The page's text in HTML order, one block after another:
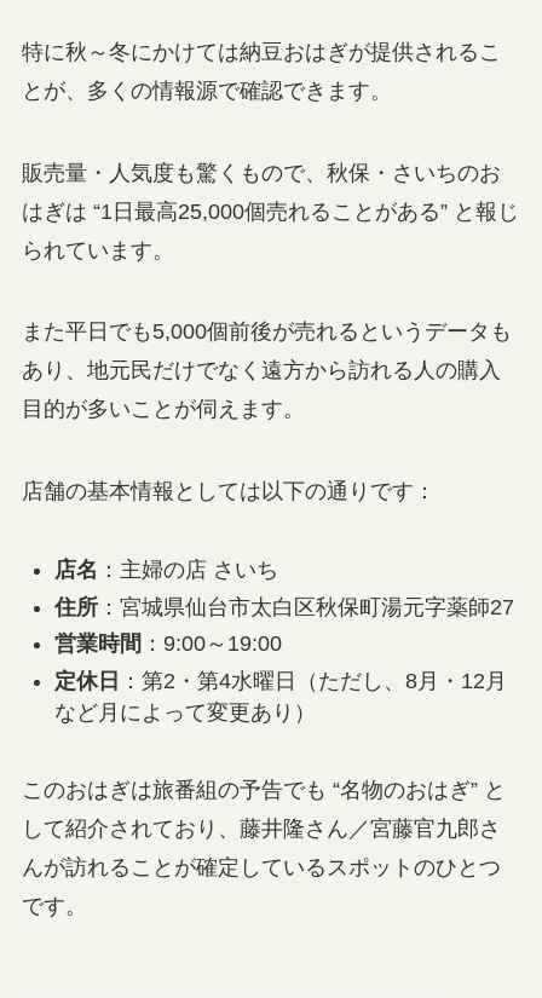
特に秋～冬にかけては納豆おはぎが提供されるこ
とが、多くの情報源で確認できます。
販売量・人気度も驚くもので、秋保・さいちのお
はぎは “1日最高25,000個売れることがある” と報じ
られています。
また平日でも5,000個前後が売れるというデータも
あり、地元民だけでなく遠方から訪れる人の購入
目的が多いことが伺えます。
店舗の基本情報としては以下の通りです：
店名 ：主婦の店 さいち
住所：宮城県仙台市太白区秋保町湯元字薬師27
営業時間 ：9:00～19:00
定休日 ：第2・第4水曜日（ただし、8月・12月
など月によって変更あり）
このおはぎは旅番組の予告でも “名物のおはぎ” と
して紹介されており、藤井隆さん／宮藤官九郎さ
んが訪れることが確定しているスポットのひとつ
です。